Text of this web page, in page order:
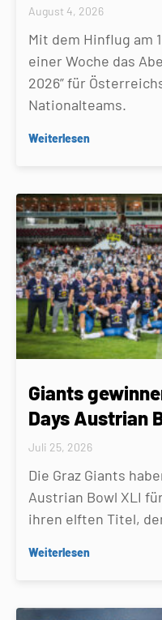
August 4, 2026
Mit dem Hinflug am
einer Woche das
2026” für
Nationalteams.
Weiterlesen
Giants
Days Austrian
Juli 25, 2026
Die Graz Giants
Austrian Bowl XLI
ihren elften Titel,
Weiterlesen